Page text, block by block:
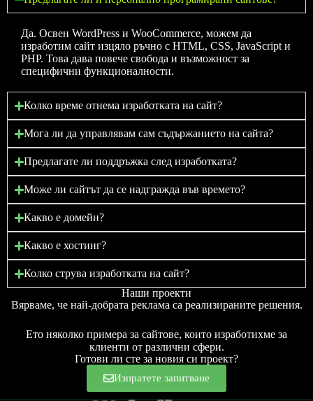
Да. Освен WordPress и WooCommerce, можем да
изработим сайт изцяло ръчно с HTML, CSS, JavaScript и
PHP. Това дава повече свобода и възможност за
специфични функционалности.
Колко време отнема изработката на сайт?
Мога ли да управлявам сам съдържанието на сайта?
Предлагате ли поддръжка след изработката?
Може ли сайтът да се надгражда във времето?
Какво е домейн?
Какво е хостинг?
Колко струва изработката на сайт?
Наши проекти
Вярваме, че най-добрата реклама са реализираните решения.
Ето няколко примера за сайтове, които изработихме за
клиенти от различни сфери.
Готови ли сте за новия си проект?
Изпратете запитване